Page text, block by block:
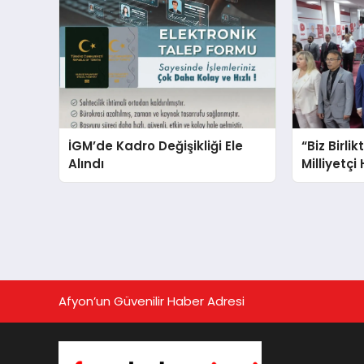
İGM’de Kadro Değişikliği Ele
Alındı
“Biz
Milliyetçi
Afyon’un Güvenilir Haber Adresi